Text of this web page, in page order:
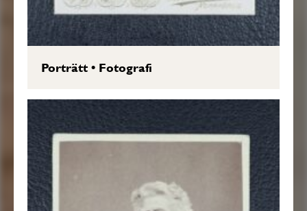
Porträtt• Fotografi